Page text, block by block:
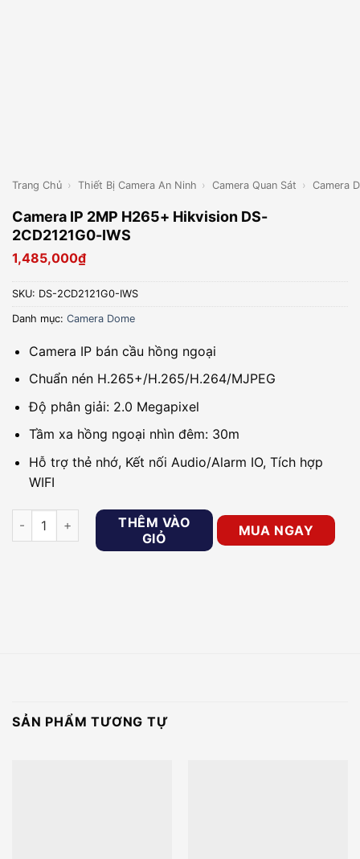
Trang Chủ › Thiết Bị Camera An Ninh › Camera Quan Sát › Camera
Camera IP 2MP H265+ Hikvision DS-
2CD2121G0-IWS
1,485,000₫
SKU: DS-2CD2121G0-IWS
Danh mục: Camera Dome
Camera IP bán cầu hồng ngoại
Chuẩn nén H.265+/H.265/H.264/MJPEG
Độ phân giải: 2.0 Megapixel
Tầm xa hồng ngoại nhìn đêm: 30m
Hỗ trợ thẻ nhớ, Kết nối Audio/Alarm IO, Tích hợp
WIFI
Camera IP 2MP H265+ Hikvision DS-2CD2121G0-IWS số
THÊM VÀO
GIỎ
MUA NGAY
SẢN PHẨM TƯƠNG TỰ